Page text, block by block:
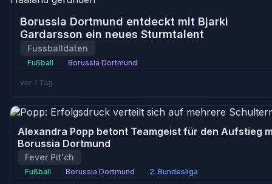
Borussia Dortmund entdeckt mit Bjarki
Gardarsson ein neues Sturmtalent
Fussballdaten
Fußball Borussia Dortmund
vor 1 Tag
Alexandra Popp betont Teamgeist für den Aufstieg
Borussia Dortmund
Fever Pit'ch
Fußball Borussia Dortmund 2. Bundesliga